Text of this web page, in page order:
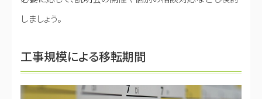
しましょう。
工事規模による移転期間